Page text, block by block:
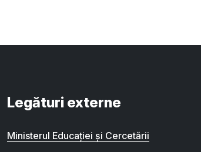
Legături externe
Ministerul Educației și Cercetării